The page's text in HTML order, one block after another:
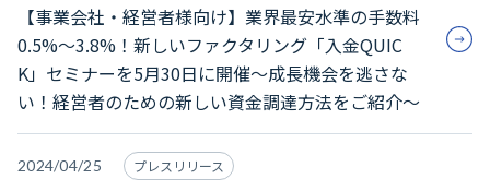
【事業会社・経営者様向け】業界最安水準の手数料
0.5%～3.8%！新しいファクタリング「入金QUIC
K」セミナーを5月30日に開催～成長機会を逃さな
い！経営者のための新しい資金調達方法をご紹介～
2024/04/25 プレスリリース